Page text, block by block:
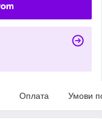
Оплата Умови